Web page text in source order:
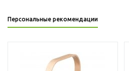
Персональные рекомендации